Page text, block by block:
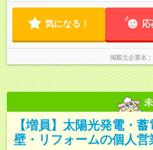
のシフトを組んでいます
気になる！ 応
掲載元企業名
【増員】太陽光発電・
壁・リフォームの個人営